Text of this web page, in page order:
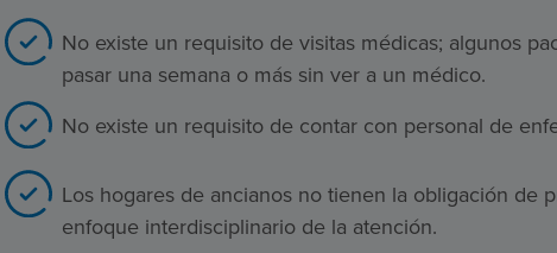
No existe un requisito de visitas médicas; algunos
pasar una semana o más sin ver a un médico.
No existe un requisito de contar con personal de
Los hogares de ancianos no tienen la obligación de
enfoque interdisciplinario de la atención.